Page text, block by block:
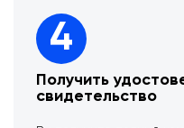
4
Получить
свидетельство